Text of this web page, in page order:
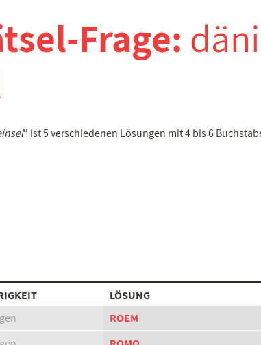
Frage:
“ ist 5 verschiedenen Lösungen mit 4 bis 6
LÖSUNG
ROEM